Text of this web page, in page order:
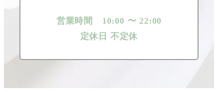
営業時間 10:00 〜 22:00
定休日 不定休